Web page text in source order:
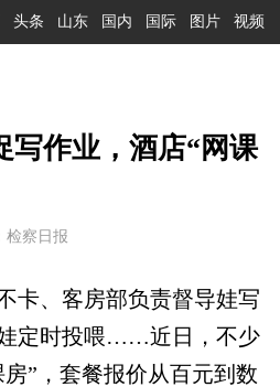
头条 山东 国内 国际 图片 视频
写作业，酒店“网课
检察日报
、客房部负责督导娃写
定时投喂……近日，不少
”，套餐报价从百元到数